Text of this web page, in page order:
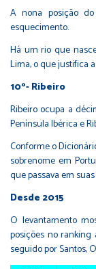
A nona posição
esquecimento.
Há um rio que
Lima, o que justifica
10º- Ribeiro
Ribeiro ocupa a
Península Ibérica e
Conforme o
sobrenome em
que passava em
Desde 2015
O levantamento
posições no ranking
seguido por Santos,